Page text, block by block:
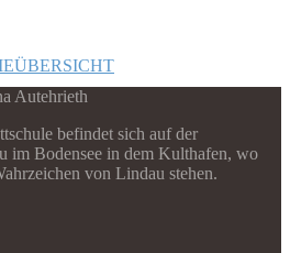
befindet sich auf der
im Bodensee in dem Kulthafen, wo
von Lindau stehen.